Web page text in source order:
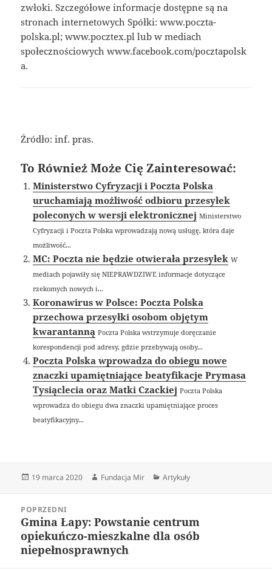
zwłoki. Szczegółowe informacje dostępne są na
stronach internetowych Spółki: www.poczta-
polska.pl; www.pocztex.pl lub w mediach
społecznościowych www.facebook.com/pocztapolsk
a.
Źródło: inf. pras.
To Również Może Cię Zainteresować:
Ministerstwo Cyfryzacji i Poczta Polska
uruchamiają możliwość odbioru przesyłek
poleconych w wersji elektronicznej Ministerstwo
Cyfryzacji i Poczta Polska wprowadzają nową usługę, która daje
możliwość...
MC: Poczta nie będzie otwierała przesyłek W
mediach pojawiły się NIEPRAWDZIWE informacje dotyczące
rzekomych nowych i...
Koronawirus w Polsce: Poczta Polska
przechowa przesyłki osobom objętym
kwarantanną Poczta Polska wstrzymuje doręczanie
korespondencji pod adresy, gdzie przebywają osoby...
Poczta Polska wprowadza do obiegu nowe
znaczki upamiętniające beatyfikacje Prymasa
Tysiąclecia oraz Matki Czackiej Poczta Polska
wprowadza do obiegu dwa znaczki upamiętniające proces
beatyfikacyjny...
Data
19 marca 2020 Autor
Fundacja Mir Kategorie
Artykuły
wpisuPOPRZEDNI
Poprzedni
wpis:
Gmina Łapy: Powstanie centrum
opiekuńczo-mieszkalne dla osób
niepełnosprawnych